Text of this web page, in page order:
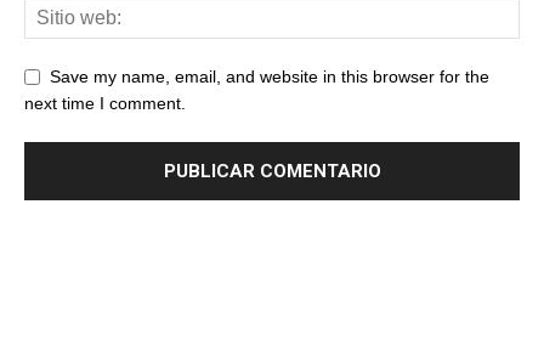
Save my name, email, and website in this browser for the
next time I comment.